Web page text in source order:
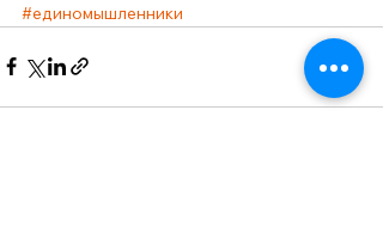
#единомышленники